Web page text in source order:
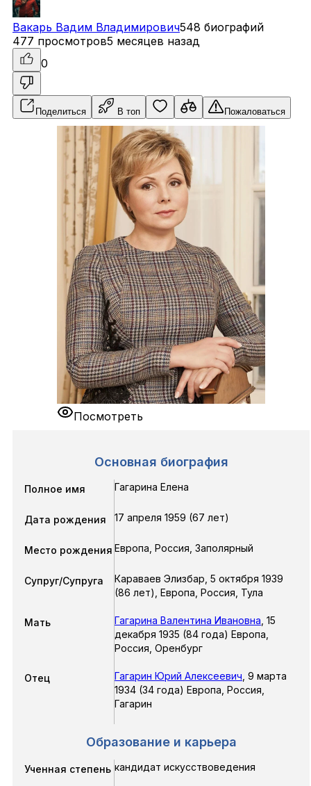
Вакарь Вадим Владимирович548 биографий
477 просмотров5 месяцев назад
0
Поделиться В топ Пожаловаться
Посмотреть
Основная биография
Полное имя Гагарина Елена
Дата рождения 17 апреля 1959 (67 лет)
Место рождения Европа, Россия, Заполярный
Супруг/Супруга Караваев Элизбар 5 октября 1939
(86 лет), Европа, Россия, Тула
Мать Гагарина Валентина Ивановна 15
декабря 1935 (84 года) Европа,
Россия, Оренбург
Отец Гагарин Юрий Алексеевич 9 марта
1934 (34 года) Европа, Россия,
Гагарин
Образование и карьера
Ученная степень кандидат искусствоведения